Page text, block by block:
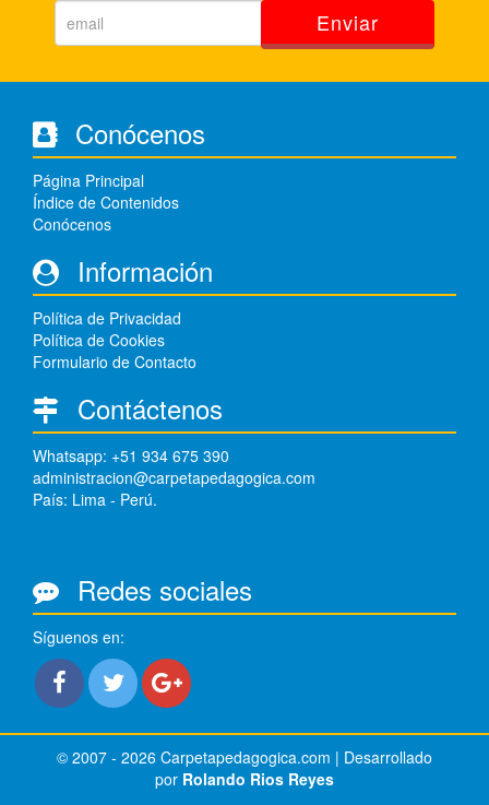
Enviar
Conócenos
Página Principal
Índice de Contenidos
Conócenos
Información
Política de Privacidad
Política de Cookies
Formulario de Contacto
Contáctenos
Whatsapp: +51 934 675 390
administracion@carpetapedagogica.com
País: Lima - Perú.
Redes sociales
Síguenos en:
© 2007 - 2026 Carpetapedagogica.com | Desarrollado
por Rolando Rios Reyes